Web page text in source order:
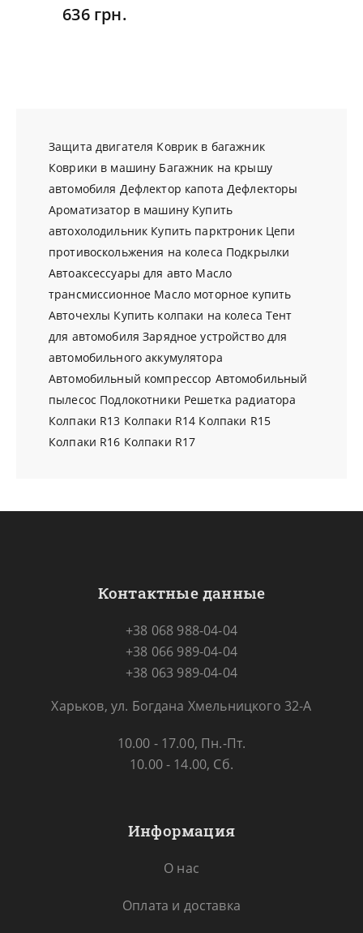
636 грн.
Защита двигателя Коврик в багажник
Коврики в машину Багажник на крышу
автомобиля Дефлектор капота Дефлекторы
Ароматизатор в машину Купить
автохолодильник Купить парктроник Цепи
противоскольжения на колеса Подкрылки
Автоаксессуары для авто Масло
трансмиссионное Масло моторное купить
Авточехлы Купить колпаки на колеса Тент
для автомобиля Зарядное устройство для
автомобильного аккумулятора
Автомобильный компрессор Автомобильный
пылесос Подлокотники Решетка радиатора
Колпаки R13 Колпаки R14 Колпаки R15
Колпаки R16 Колпаки R17
Контактные данные
+38 068 988-04-04
+38 066 989-04-04
+38 063 989-04-04
Харьков, ул. Богдана Хмельницкого 32-А
10.00 - 17.00, Пн.-Пт.
10.00 - 14.00, Сб.
Информация
О нас
Оплата и доставка